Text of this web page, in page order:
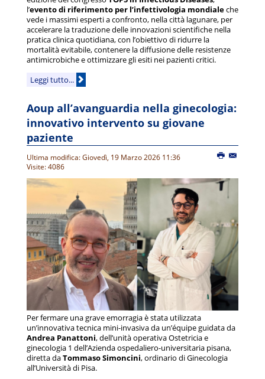
l’evento di riferimento per l’infettivologia mondialeche
vede i massimi esperti a confronto, nella città lagunare, per
accelerare la traduzione delle innovazioni scientifiche nella
pratica clinica quotidiana, con l’obiettivo di ridurre la
mortalità evitabile, contenere la diffusione delle resistenze
antimicrobiche e ottimizzare gli esiti nei pazienti critici.
Leggi tutto...
Aoup all’avanguardia nella ginecologia:
innovativo intervento su giovane
paziente
Ultima modifica: Giovedì, 19 Marzo 2026 11:36
Visite: 4086
Per fermare una grave emorragia è stata utilizzata
un’innovativa tecnica mini-invasiva da un’équipe guidata da
Andrea Panattoni, dell’unità operativa Ostetricia e
ginecologia 1 dell’Azienda ospedaliero-universitaria pisana,
diretta daTommaso Simoncini, ordinario di Ginecologia
all’Università di Pisa.